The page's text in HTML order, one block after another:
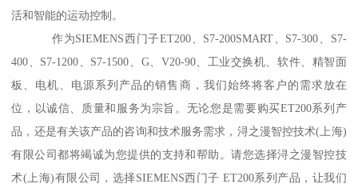
活和智能的运动控制。
作为SIEMENS西门子ET200、S7-200SMART、S7-300、S7-
400、S7-1200、S7-1500、G、V20-90、工业交换机、软件、精智面
板、电机、电源系列产品的销售商，我们始终将客户的需求放在
位，以诚信、质量和服务为宗旨。无论您是需要购买ET200系列产
品，还是有关该产品的咨询和技术服务需求，浔之漫智控技术(上海)
有限公司都将竭诚为您提供的支持和帮助。请您选择浔之漫智控技
术(上海)有限公司，选择SIEMENS西门子 ET200系列产品，让我们